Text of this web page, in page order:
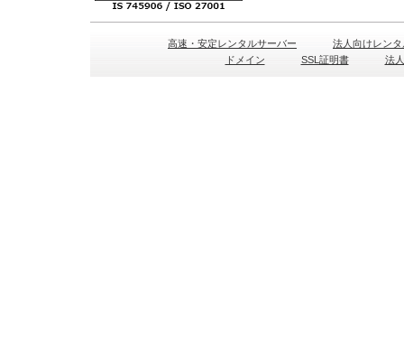
高速・安定レンタルサーバー
法人向けレン
ドメイン
SSL証明書 法